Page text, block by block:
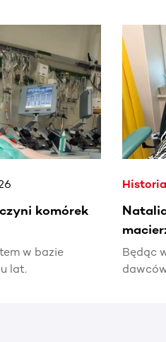
w poziomie. Użyj
komórek
w bazie
lat.
Będąc